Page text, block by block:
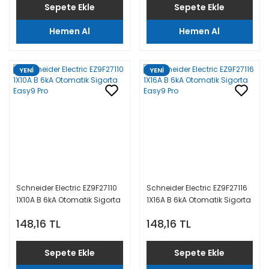
Sepete Ekle
Hemen Al
Sepete Ekle
Hemen Al
YENİ
Schneider Electric EZ9F27110
1X10A B 6kA Otomatik Sigorta
148,16 TL
Sepete Ekle
YENİ
Schneider Electric EZ9F27116
1X16A B 6kA Otomatik Sigorta
148,16 TL
Sepete Ekle